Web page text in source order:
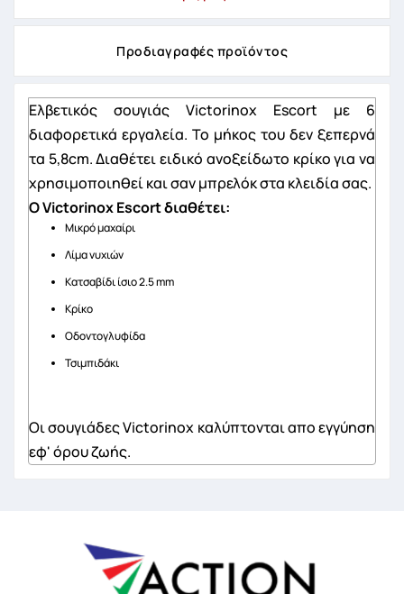
Προδιαγραφές προϊόντος
Eλβετικός σουγιάς Victorinox Escort με 6
διαφορετικά εργαλεία. Το μήκος του δεν ξεπερνά
τα 5,8cm. Διαθέτει ειδικό ανοξείδωτο κρίκο για να
χρησιμοποιηθεί και σαν μπρελόκ στα κλειδία σας.
Ο Victorinox Escort διαθέτει:
Μικρό μαχαίρι
Λίμα νυχιών
Κατσαβίδι ίσιο 2.5 mm
Κρίκο
Οδοντογλυφίδα
Τσιμπιδάκι
Οι σουγιάδες Victorinox καλύπτονται απο εγγύηση
εφ' όρου ζωής.